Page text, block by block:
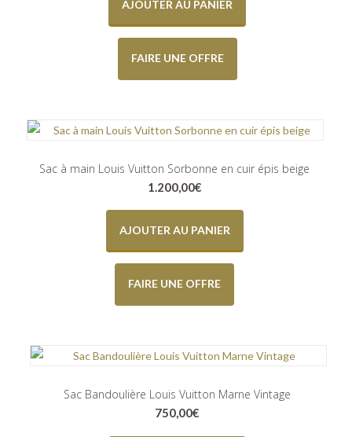
AJOUTER AU PANIER
FAIRE UNE OFFRE
Sac à main Louis Vuitton Sorbonne en cuir épis beige
1.200,00€
AJOUTER AU PANIER
FAIRE UNE OFFRE
Sac Bandoulière Louis Vuitton Marne Vintage
750,00€